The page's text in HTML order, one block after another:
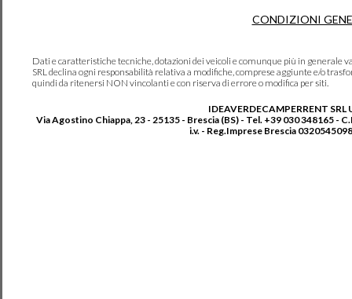
CONDIZIONI
Dati e caratteristiche tecniche, dotazioni dei veicoli e comunque più in generale
SRL declina ogni responsabilità relativa a modifiche, comprese aggiunte e/o
quindi da ritenersi NON vincolanti e con riserva di errore o modifica per siti.
IDEAVERDECAMPERRENT SRL
Via Agostino Chiappa, 23 - 25135 - Brescia (BS) - Tel. +39 030 348165 -
i.v. - Reg.Imprese Brescia